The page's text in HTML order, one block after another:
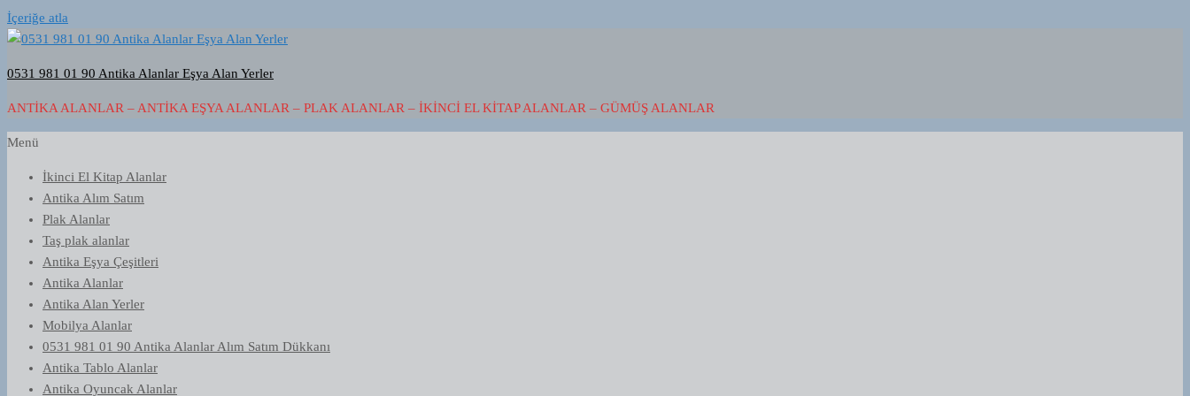
İçeriğe atla
0531 981 01 90 Antika Alanlar Eşya Alan Yerler
ANTIKA ALANLAR – ANTIKA EŞYA ALANLAR – PLAK ALANLAR – İKINCI EL KITAP ALANLAR – GÜMÜŞ ALANLAR
Menü
İkinci El Kitap Alanlar
Antika Alım Satım
Plak Alanlar
Taş plak alanlar
Antika Eşya Çeşitleri
Antika Alanlar
Antika Alan Yerler
Mobilya Alanlar
0531 981 01 90 Antika Alanlar Alım Satım Dükkanı
Antika Tablo Alanlar
Antika Oyuncak Alanlar